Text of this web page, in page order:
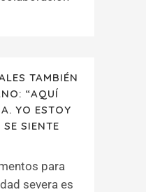
TAMBIÉN
“AQUÍ
YO ESTOY
SIENTE
para
severa es